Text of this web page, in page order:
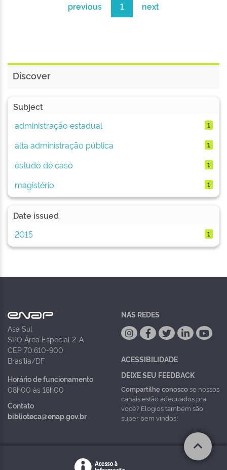
previous 1 next
Discover
Subject
administração estadual
1
alta administração pública 1
estudo de caso 1
magistério 1
Date issued
2015
1
Asa Sul
SPO Área Especial 2-A
CEP 70.610-900
Brasília/DF
Horário de funcionamento
08h00 às 18h00
Contato
biblioteca@enap.gov.br
NAS REDES
ACESSIBILIDADE
DEIXE SEU FEEDBACK
Compartilhe conoscose nossos
canais estão adequados pra
você? Elogios também são
super bem vindos!